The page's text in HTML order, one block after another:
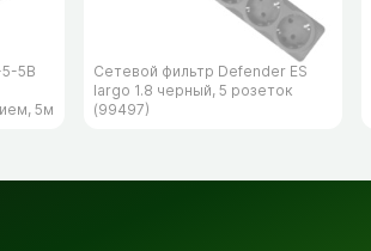
5B
5м
Сетевой фильтр Defender ES
largo 1.8 черный, 5 розеток
(99497)